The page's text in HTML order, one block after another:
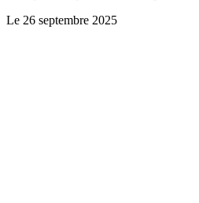
Le 26 septembre 2025